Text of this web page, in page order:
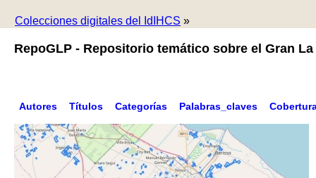
Colecciones digitales del IdIHCS »
RepoGLP - Repositorio temático sobre el Gran La
Autores Títulos Categorías Palabras_claves